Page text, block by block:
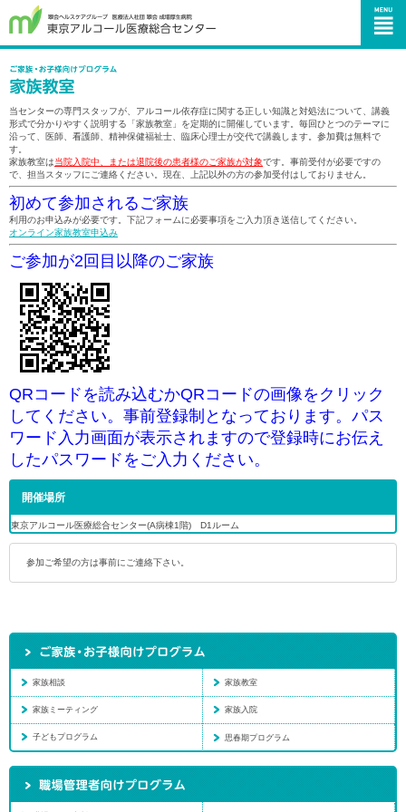
当センターの専門スタッフが、アルコール依存症に関する正しい知識と対処法について、講義
形式で分かりやすく説明する「家族教室」を定期的に開催しています。毎回ひとつのテーマに
沿って、医師、看護師、精神保健福祉士、臨床心理士が交代で講義します。参加費は無料で
す。
家族教室は当院入院中、または退院後の患者様のご家族が対象です。事前受付が必要ですの
で、担当スタッフにご連絡ください。現在、上記以外の方の参加受付はしておりません。
初めて参加されるご家族
利用のお申込みが必要です。下記フォームに必要事項をご入力頂き送信してください。
オンライン家族教室申込み
ご参加が2回目以降のご家族
QRコードを読み込むかQRコードの画像をクリック
してください。事前登録制となっております。パス
ワード入力画面が表示されますので登録時にお伝え
したパスワードをご入力ください。
開催場所
東京アルコール医療総合センター(A病棟1階) D1ルーム
参加ご希望の方は事前にご連絡下さい。
家族相談 家族教室
家族ミーティング 家族入院
子どもプログラム 思春期プログラム